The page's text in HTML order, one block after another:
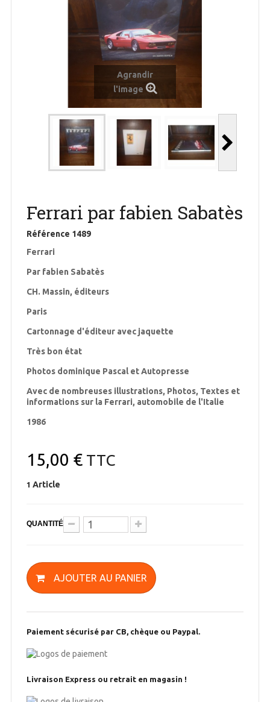
Agrandir
l'image
Ferrari par fabien Sabatès
Référence 1489
Ferrari
Par fabien Sabatès
CH. Massin, éditeurs
Paris
Cartonnage d'éditeur avec jaquette
Très bon état
Photos dominique Pascal et Autopresse
Avec de nombreuses illustrations, Photos, Textes et
informations sur la Ferrari, automobile de l'Italie
1986
15,00 €TTC
1 Article
QUANTITÉ
AJOUTER AU PANIER
Paiement sécurisé par CB, chèque ou Paypal.
Livraison Express ou retrait en magasin !